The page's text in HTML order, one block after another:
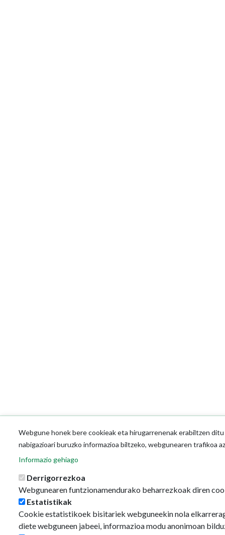
Webgune honek bere cookieak eta hirugarrenenak erabiltzen
nabigazioari buruzko informazioa biltzeko, webgunearen trafikoa
Informazio gehiago
Derrigorrezkoa
Webgunearen funtzionamendurako beharrezkoak diren
Estatistikak
Cookie estatistikoek bisitariek webguneekin nola
diete webguneen jabeei, informazioa modu anonimoan